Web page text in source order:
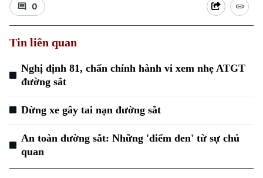
Xu hướng
0
Tin liên quan
Nghị định 81, chấn chỉnh hành vi xem nhẹ ATGT
đường sắt
Dừng xe gây tai nạn đường sắt
An toàn đường sắt: Những 'điểm đen' từ sự chủ
quan